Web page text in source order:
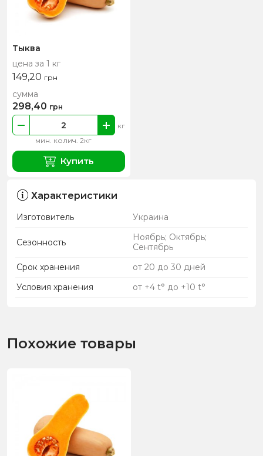
Тыква
цена за 1 кг
149,20 грн
мин. колич. 2кг
кг
сумма
298,40 грн
Купить
Характеристики
Изготовитель Украина
Сезонность
Ноябрь; Октябрь;
Сентябрь
Срок хранения
от 20 до 30 дней
Условия хранения
от +4 t° до +10 t°
Похожие товары